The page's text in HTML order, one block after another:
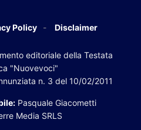
Policy Disclaimer
editoriale della Testata
"Nuovevoci"
n. 3 del 10/02/2011
Pasquale Giacometti
Media SRLS